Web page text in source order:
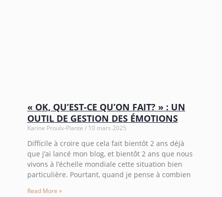
« OK, QU’EST-CE QU’ON FAIT? » : UN
OUTIL DE GESTION DES ÉMOTIONS
Karine Proulx-Plante 10 mars 2025
Difficile à croire que cela fait bientôt 2 ans déjà
que j’ai lancé mon blog, et bientôt 2 ans que nous
vivons à l’échelle mondiale cette situation bien
particulière. Pourtant, quand je pense à combien
Read More »